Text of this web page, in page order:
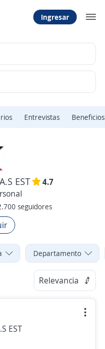
Ingresar
Entrevistas Beneficios
EST
4.7
seguidores
Departamento
Relevancia
EST